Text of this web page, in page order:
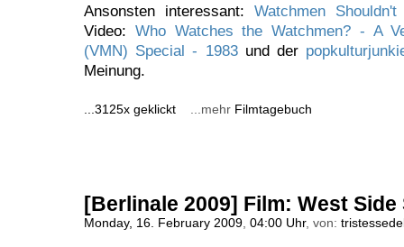
Ansonsten interessant: Watchmen
Video: Who Watches the Watchmen? - A
(VMN) Special - 1983und der
Meinung.
...3125x geklickt ...mehr Filmtagebuch
[Berlinale 2009] Film: West Side
Monday, 16. February 2009 04:00 Uhr, von: